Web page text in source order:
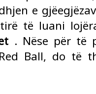
e
të luani
. Nëse për të
Ball, do të